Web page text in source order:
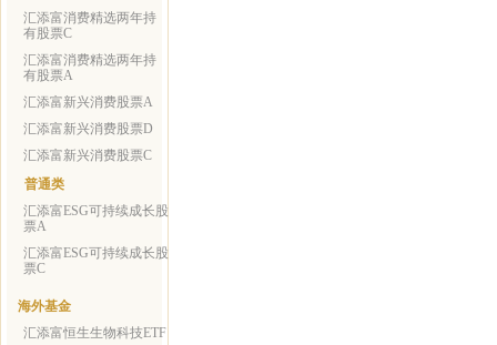
汇添富消费精选两年持
有股票C
汇添富消费精选两年持
有股票A
汇添富新兴消费股票A
汇添富新兴消费股票D
汇添富新兴消费股票C
普通类
汇添富ESG可持续成长股
票A
汇添富ESG可持续成长股
票C
海外基金
汇添富恒生生物科技ETF